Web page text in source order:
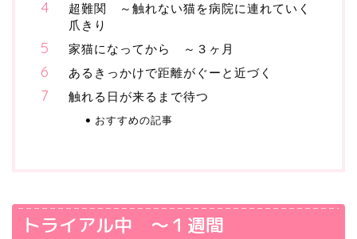
超難関 ～触れない猫を病院に連れていく
爪きり
家猫になってから ～３ヶ月
あるきっかけで距離がぐーと近づく
触れる日が来るまで待つ
おすすめの記事
トライアル中 ～１週間